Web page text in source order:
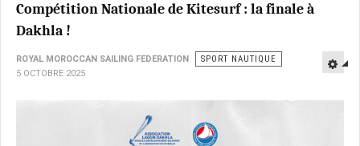
Compétition Nationale de Kitesurf : la finale à
Dakhla !
ROYAL MOROCCAN SAILING FEDERATION
SPORT NAUTIQUE
5 OCTOBRE 2025